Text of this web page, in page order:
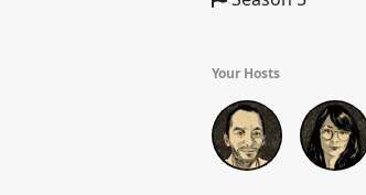
Your Hosts